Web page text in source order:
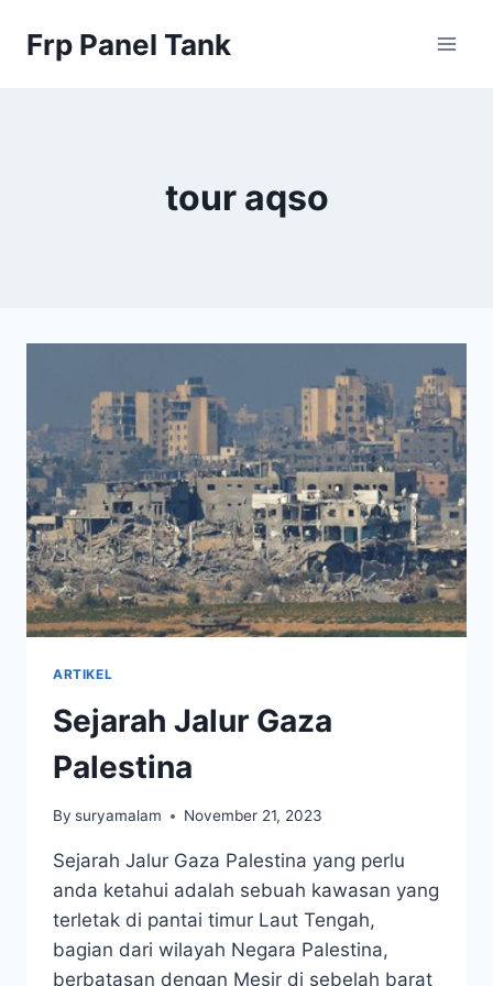
Frp Panel Tank
tour aqso
ARTIKEL
Sejarah Jalur Gaza
Palestina
By suryamalam November 21, 2023
Sejarah Jalur Gaza Palestina yang perlu
anda ketahui adalah sebuah kawasan yang
terletak di pantai timur Laut Tengah,
bagian dari wilayah Negara Palestina,
berbatasan dengan Mesir di sebelah barat